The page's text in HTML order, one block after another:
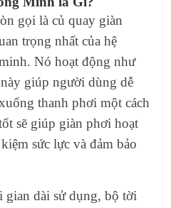
gọi là củ quay giàn
trọng nhất của hệ
Nó hoạt động như
giúp người dùng dễ
thanh phơi một cách
sẽ giúp giàn phơi hoạt
sức lực và đảm bảo
gian dài sử dụng, bộ tời